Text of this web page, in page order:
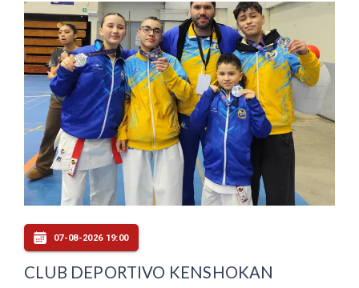
07-08-2026 19:00
CLUB DEPORTIVO KENSHOKAN